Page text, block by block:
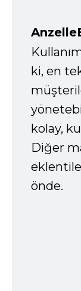
ki, en
kolay,
Diğer
önde.